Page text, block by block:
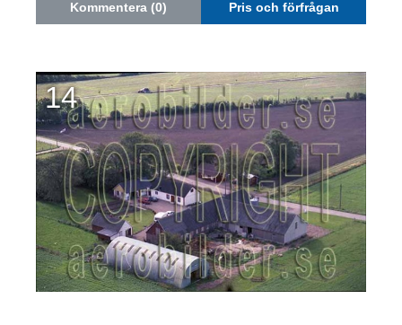
Kommentera (0) Pris och förfrågan
14